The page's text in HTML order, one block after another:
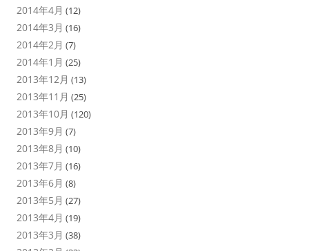
2014年4月 (12)
2014年3月 (16)
2014年2月 (7)
2014年1月 (25)
2013年12月 (13)
2013年11月 (25)
2013年10月 (120)
2013年9月 (7)
2013年8月 (10)
2013年7月 (16)
2013年6月 (8)
2013年5月 (27)
2013年4月 (19)
2013年3月 (38)